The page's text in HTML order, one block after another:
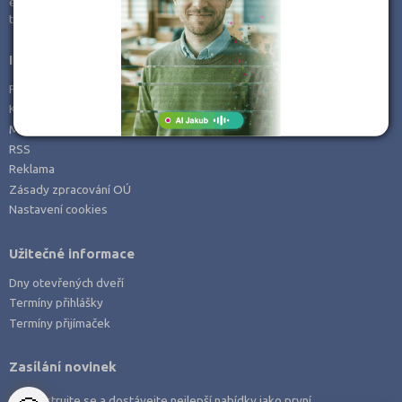
Zemědělské a ekologické
tel:
+420 606 411 115
Informace
Prohlášení o přístupnosti
Kontakt
Mapa serveru
RSS
Reklama
Zásady zpracování OÚ
Nastavení cookies
Užitečné informace
Dny otevřených dveří
Termíny přihlášky
Termíny přijímaček
Zasílání novinek